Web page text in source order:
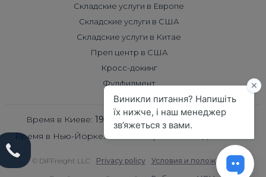
Складские услуги в Европе
Складские услуги в США
Складские услуги в Китае
Преп центр в США
Кросс-докинг
Фулфилмент
© DiFFreight LLC Privacy policy Условия и положения
Время в Киеве: 19:11 Время в Пекине:
Время в Нью-Йорке: